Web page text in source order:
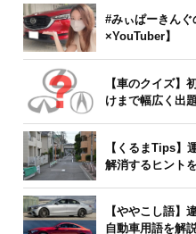
#みぃぱーきん
×YouTuber】
【車のクイズ】
けまで幅広く出題
【くるまTips】
解消するヒント
【ややこし語】
自動車用語を解